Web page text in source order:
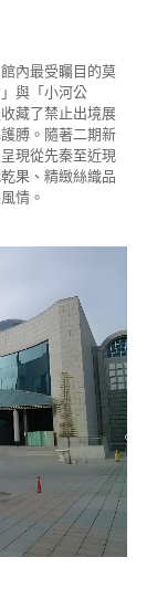
內最受矚目的莫
與「小河公
藏了禁止出境展
膊。隨著二期新
現從先秦至近現
果、精緻絲織品
情。